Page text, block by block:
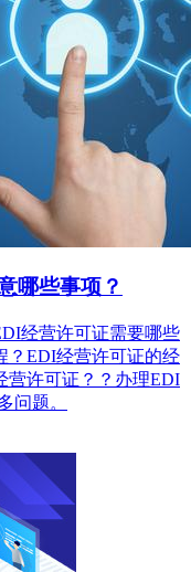
哪些事项？
经营许可证需要哪些
？EDI经营许可证的经
营许可证？？办理EDI
问题。